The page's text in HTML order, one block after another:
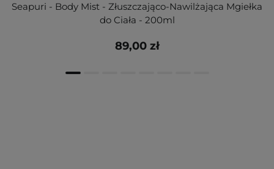
Seapuri - Body Mist - Złuszczająco-Nawilżająca Mgiełka
do Ciała - 200ml
89,00 zł